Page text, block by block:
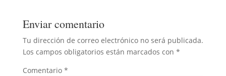
Enviar comentario
Tu dirección de correo electrónico no será publicada.
Los campos obligatorios están marcados con *
Comentario *